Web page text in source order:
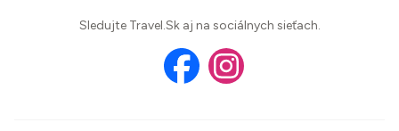
Sledujte Travel.Sk aj na sociálnych sieťach.